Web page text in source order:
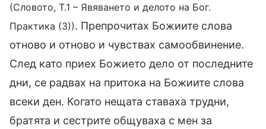
(Словото, Т.1 – Явяването и делото на Бог.
Практика (3)). Препрочитах Божиите слова
отново и отново и чувствах самообвинение.
След като приех Божието дело от последните
дни, се радвах на притока на Божиите слова
всеки ден. Когато нещата ставаха трудни,
братята и сестрите общуваха с мен за